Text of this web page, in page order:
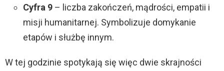
Cyfra 9 – liczba zakończeń, mądrości, empatii i
misji humanitarnej. Symbolizuje domykanie
etapów i służbę innym.
W tej godzinie spotykają się więc dwie skrajności